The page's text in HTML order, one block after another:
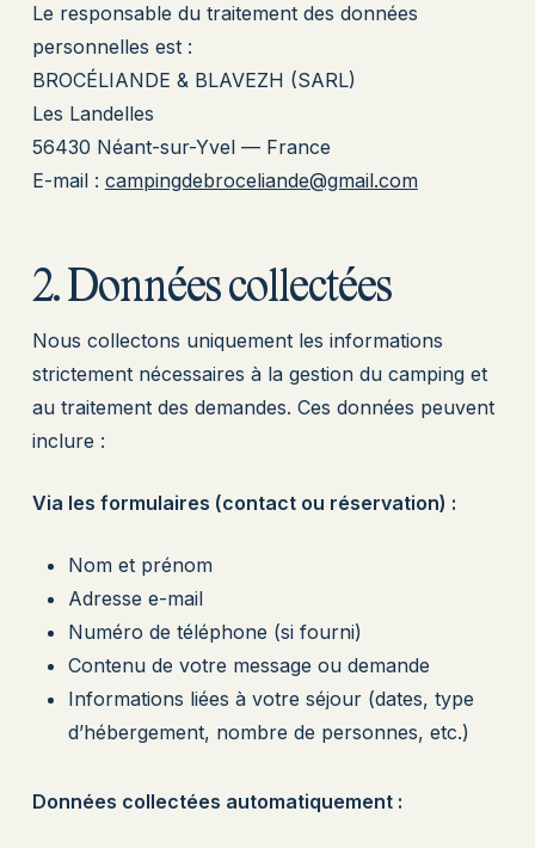
Le responsable du traitement des données
personnelles est :
BROCÉLIANDE & BLAVEZH (SARL)
Les Landelles
56430 Néant-sur-Yvel — France
E-mail : campingdebroceliande@gmail.com
2. Données collectées
Nous collectons uniquement les informations
strictement nécessaires à la gestion du camping et
au traitement des demandes. Ces données peuvent
inclure :
Via les formulaires (contact ou réservation) :
Nom et prénom
Adresse e-mail
Numéro de téléphone (si fourni)
Contenu de votre message ou demande
Informations liées à votre séjour (dates, type
d’hébergement, nombre de personnes, etc.)
Données collectées automatiquement :